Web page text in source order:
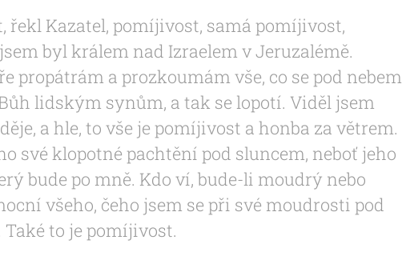
řekl Kazatel, pomíjivost, samá pomíjivost,
byl králem nad Izraelem v Jeruzalémě.
propátrám a prozkoumám vše, co se pod nebem
lidským synům, a tak se lopotí. Viděl jsem
a hle, to vše je pomíjivost a honba za větrem.
své klopotné pachtění pod sluncem, neboť jeho
bude po mně. Kdo ví, bude-li moudrý nebo
všeho, čeho jsem se při své moudrosti pod
to je pomíjivost.